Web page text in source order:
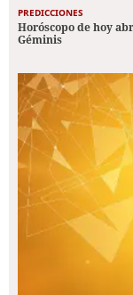
PREDICCIONES
Horóscopo de hoy
Géminis